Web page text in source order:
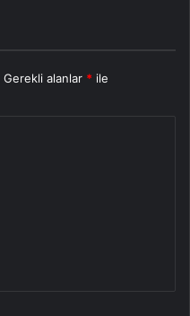
Gerekli alanlar * ile